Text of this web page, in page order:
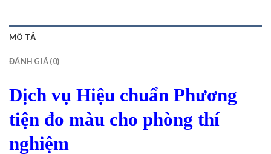
MÔ TẢ
ĐÁNH GIÁ (0)
Dịch vụ Hiệu chuẩn Phương
tiện đo màu cho phòng thí
nghiệm